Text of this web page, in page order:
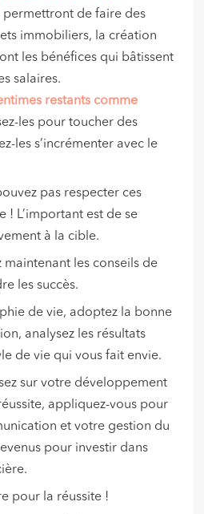
permettront de faire des
immobiliers, la création
les bénéfices qui bâtissent
salaires.
restants comme
les pour toucher des
les s’incrémenter avec le
pas respecter ces
! L’important est de se
à la cible.
maintenant les conseils de
les succès.
de vie, adoptez la bonne
analysez les résultats
de vie qui vous fait envie.
sur votre développement
appliquez-vous pour
et votre gestion du
pour investir dans
pour la réussite !